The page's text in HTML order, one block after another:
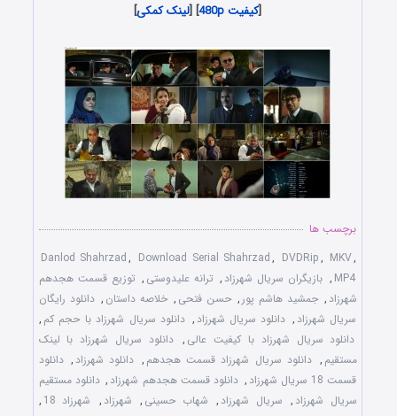
[کیفیت 480p ] [لینک کمکی]
برچسب ها
Danlod Shahrzad, Download Serial Shahrzad, DVDRip, MKV,
MP4
, بازیگران سریال شهرزاد , ترانه علیدوستی , توزیع قسمت هجدهم
شهرزاد , جمشید هاشم پور , حسن فتحی , خلاصه داستان , دانلود رایگان
سریال شهرزاد , دانلود سریال شهرزاد , دانلود سریال شهرزاد با حجم کم ,
دانلود سریال شهرزاد با کیفیت عالی , دانلود سریال شهرزاد با لینک
مستقیم , دانلود سریال شهرزاد قسمت هجدهم , دانلود شهرزاد , دانلود
قسمت 18 سریال شهرزاد
, دانلود قسمت هجدهم شهرزاد , دانلود مستقیم
سریال شهرزاد , سریال شهرزاد , شهاب حسینی , شهرزاد , شهرزاد 18
,